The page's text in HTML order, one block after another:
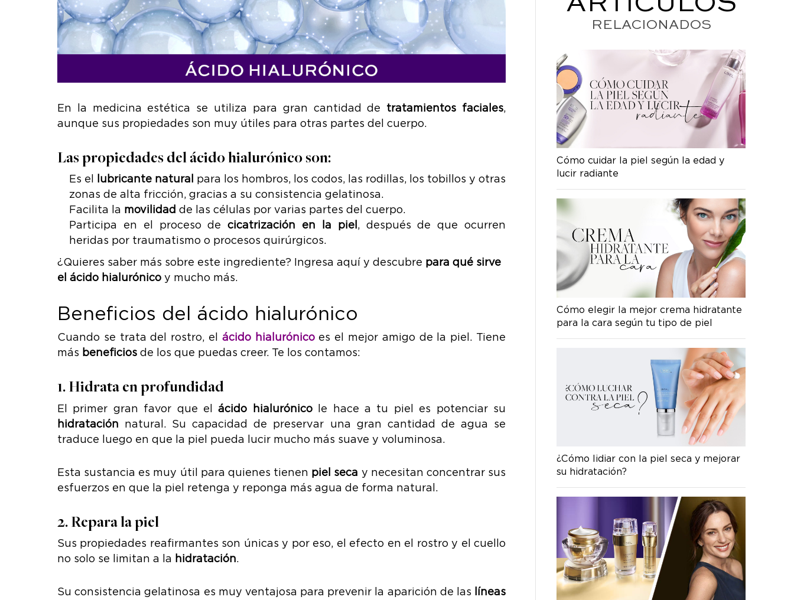
En la medicina estética se utiliza para gran cantidad de tratamientos faciales,
aunque sus propiedades son muy útiles para otras partes del cuerpo.
Las propiedades del ácido hialurónico son:
Es el lubricante natural para los hombros, los codos, las rodillas, los tobillos y otras
zonas de alta fricción, gracias a su consistencia gelatinosa.
Facilita la movilidad de las células por varias partes del cuerpo.
Participa en el proceso decicatrización en la piel , después de que ocurren
heridas por traumatismo o procesos quirúrgicos.
¿Quieres saber más sobre este ingrediente? Ingresa aquí y descubre para qué sirve
el ácido hialurónico y mucho más.
Beneficios del ácido hialurónico
Cuando se trata del rostro, el ácido hialurónicoes el mejor amigo de la piel. Tiene
más beneficios de los que puedas creer. Te los contamos:
1. Hidrata en profundidad
El primer gran favor que elácido hialurónicole hace a tu piel es potenciar su
hidratación natural. Su capacidad de preservar una gran cantidad de agua se
traduce luego en que la piel pueda lucir mucho más suave y voluminosa.
Esta sustancia es muy útil para quienes tienen piel seca y necesitan concentrar sus
esfuerzos en que la piel retenga y reponga más agua de forma natural.
2. Repara la piel
Sus propiedades reafirmantes son únicas y por eso, el efecto en el rostro y el cuello
no solo se limitan a la hidratación.
Su consistencia gelatinosa es muy ventajosa para prevenir la aparición de las líneas
RELACIONADOS
Cómo cuidar la piel según la edad y
lucir radiante
Cómo elegir la mejor crema hidratante
para la cara según tu tipo de piel
¿Cómo lidiar con la piel seca y mejorar
su hidratación?